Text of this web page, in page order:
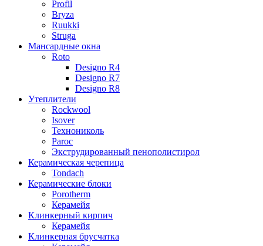
Profil
Bryza
Ruukki
Struga
Мансардные окна
Roto
Designo R4
Designo R7
Designo R8
Утеплители
Rockwool
Isover
Технониколь
Paroc
Экструдированный пенополистирол
Керамическая черепица
Tondach
Керамические блоки
Porotherm
Керамейя
Клинкерный кирпич
Керамейя
Клинкерная брусчатка